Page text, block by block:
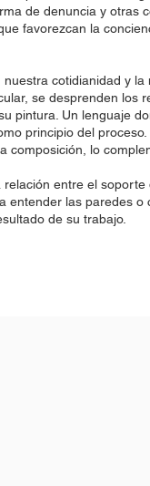
de denuncia y otras
favorezcan la
cotidianidad y la
se desprenden los
pintura. Un lenguaje
principio del proceso.
composición, lo
entre el soporte
entender las paredes o
de su trabajo.